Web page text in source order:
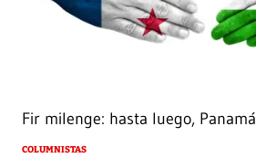
Fir milenge: hasta luego, Panamá
COLUMNISTAS